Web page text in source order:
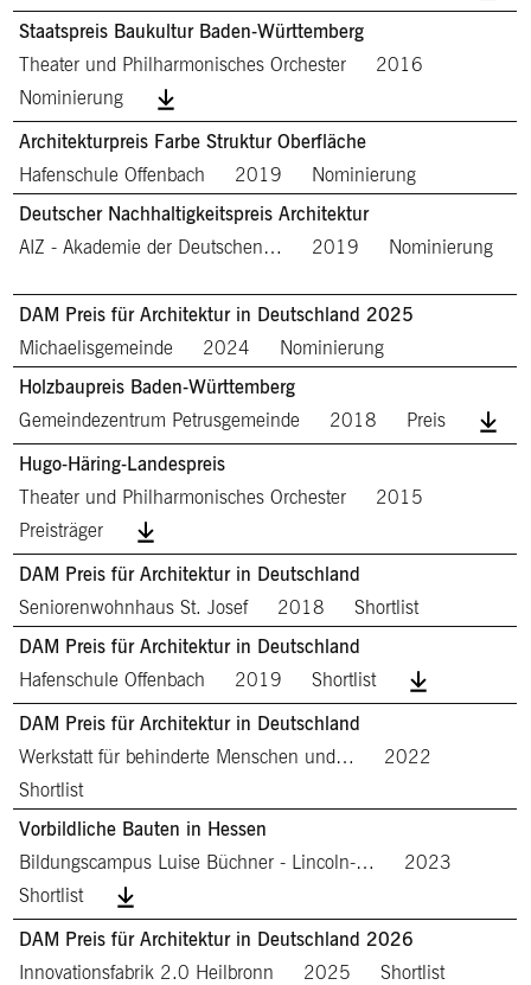
Staatspreis Baukultur Baden-Württemberg
Theater und Philharmonisches Orchester
2016
Nominierung
Architekturpreis Farbe Struktur Oberfläche
Hafenschule Offenbach
2019
Nominierung
Deutscher Nachhaltigkeitspreis Architektur
AIZ - Akademie der Deutschen…
2019 Nominierung
DAM Preis für Architektur in Deutschland 2025
Michaelisgemeinde
2024
Nominierung
Holzbaupreis Baden-Württemberg
Gemeindezentrum Petrusgemeinde
2018
Preis
Hugo-Häring-Landespreis
Theater und Philharmonisches Orchester
2015
Preisträger
DAM Preis für Architektur in Deutschland
Seniorenwohnhaus St. Josef
2018
Shortlist
DAM Preis für Architektur in Deutschland
Hafenschule Offenbach
2019
Shortlist
DAM Preis für Architektur in Deutschland
Werkstatt für behinderte Menschen und…
2022
Shortlist
Vorbildliche Bauten in Hessen
Bildungscampus Luise Büchner - Lincoln-…
2023
Shortlist
DAM Preis für Architektur in Deutschland 2026
Innovationsfabrik 2.0 Heilbronn
2025
Shortlist